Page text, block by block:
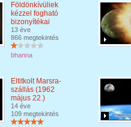
Földönkívüliek
kézzel fogható
bizonyítékai
13 éve
866 megtekintés
bhanna
Eltitkolt Marsra-
szállás (1962
május 22.)
14 éve
109 megtekintés